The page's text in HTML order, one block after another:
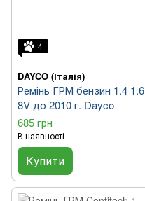
4
DAYCO (Італія)
Ремінь ГРМ бензин 1.4 1.6
8V до 2010 г. Dayco
685 грн
В наявності
Купити